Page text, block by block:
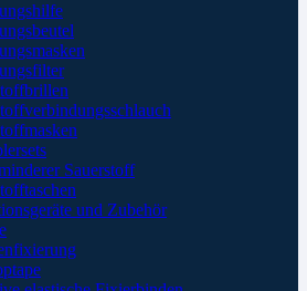
Sauerstoff
und Zubehör